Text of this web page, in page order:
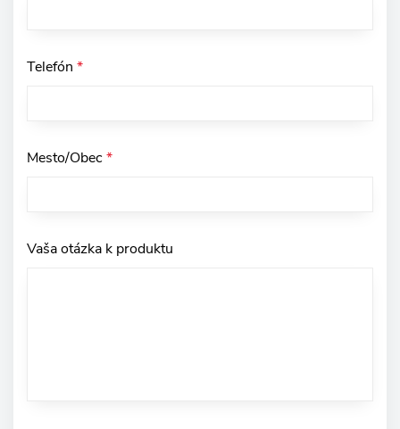
Telefón *
Mesto/Obec*
Vaša otázka k produktu